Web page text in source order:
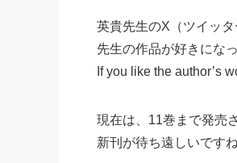
英貴先生のX（ツイッタ
先生の作品が好きにな
If you like the author’s
現在は、11巻まで発売
新刊が待ち遠しいですね